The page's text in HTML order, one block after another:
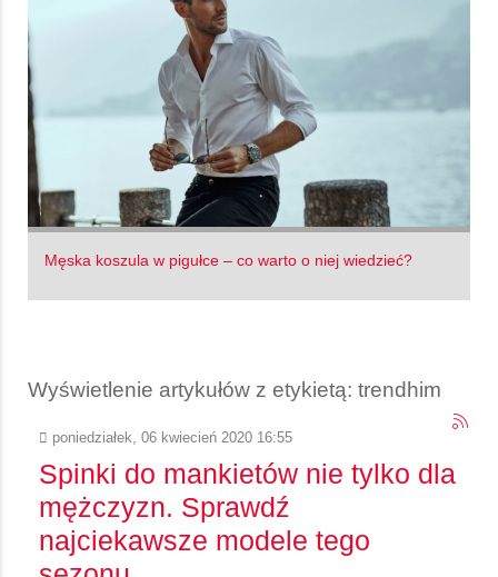
Męska koszula w pigułce – co warto o niej wiedzieć?
Wyświetlenie artykułów z etykietą: trendhim
poniedziałek, 06 kwiecień 2020 16:55
Spinki do mankietów nie tylko dla
mężczyzn. Sprawdź
najciekawsze modele tego